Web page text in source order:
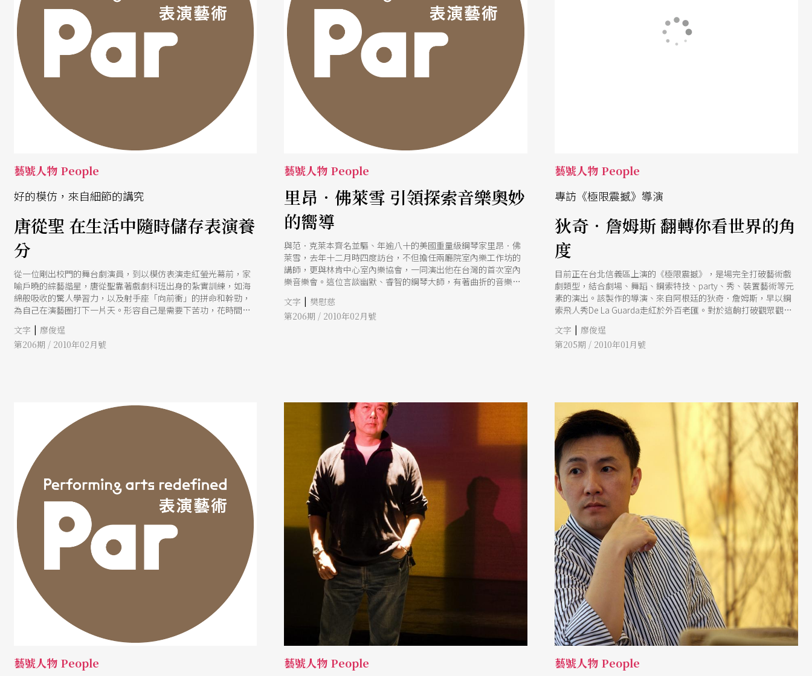
藝號人物 People
好的模仿，來自細節的講究
唐從聖 在生活中隨時儲存表演養
分
從一位剛出校門的舞台劇演員，到以模仿表演走紅螢光幕前，家
喻戶曉的綜藝諧星，唐從聖靠著戲劇科班出身的紮實訓練，如海
綿般吸收的驚人學習力，以及射手座「向前衝」的拼命和幹勁，
為自己在演藝圈打下一片天。形容自己是需要下苦功，花時間做
調，隨時隨地都要儲存未來表演的養分，因為你不知道什麼時候
用得上，而且你會發現所學的東西永遠都不夠。
文字 | 廖俊逞
第206期 / 2010年02月號
藝號人物 People
里昂．佛萊雪 引領探索音樂奧妙
的嚮導
與范．克萊本齊名並驅、年逾八十的美國重量級鋼琴家里昂．佛
萊雪，去年十二月時四度訪台，不但擔任兩廳院室內樂工作坊的
講師，更與林肯中心室內樂協會，一同演出他在台灣的首次室內
樂音樂會。這位言談幽默、睿智的鋼琴大師，有著曲折的音樂人
刊趁此機會，特邀大師回顧過去半世紀以來古典音樂在學習態
度、觀眾欣賞、音樂詮釋等三方面的變遷。
文字 | 樊慰慈
第206期 / 2010年02月號
藝號人物 People
專訪《極限震撼》導演
狄奇．詹姆斯 翻轉你看世界的角
度
目前正在台北信義區上演的《極限震撼》，是場完全打破藝術戲
劇類型，結合劇場、舞蹈、鋼索特技、party、秀、裝置藝術等元
素的演出。該製作的導演、來自阿根廷的狄奇．詹姆斯，早以鋼
索飛人秀De La Guarda走紅於外百老匯。對於這齣打破觀眾觀賞
語言更純粹的物質，直接與觀眾面對面，打破從理性思考的慣
性，盡其所能用感官刺激釋放觀眾的情感，衝擊他們的身體。
文字 | 廖俊逞
第205期 / 2010年01月號
藝號人物 People
藝號人物 People 藝號人物 People